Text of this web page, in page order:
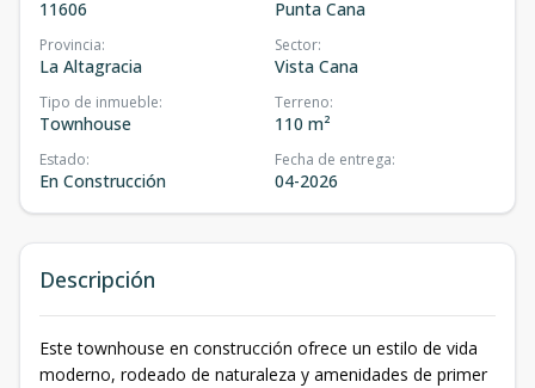
11606 Punta Cana
Provincia:
La Altagracia
Sector:
Vista Cana
Tipo de inmueble:
Townhouse
Terreno:
110 m²
Estado:
En Construcción
Fecha de entrega:
04-2026
Descripción
Este townhouse en construcción ofrece un estilo de vida
moderno, rodeado de naturaleza y amenidades de primer